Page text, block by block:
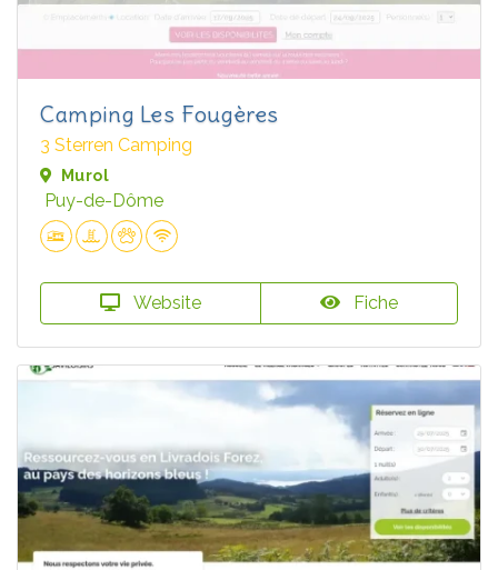
Camping Les Fougères
3 Sterren Camping
Murol
Puy-de-Dôme
Website Fiche